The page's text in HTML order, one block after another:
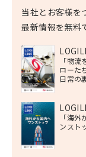
当社とお客様を
最新情報を無料
「物
ローた
日常の
「海
ンスト